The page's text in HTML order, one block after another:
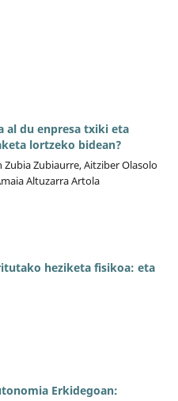
al du enpresa txiki eta
lortzeko bidean?
Zubiaurre, Aitziber Olasolo
Altuzarra Artola
heziketa fisikoa: eta
Erkidegoan: